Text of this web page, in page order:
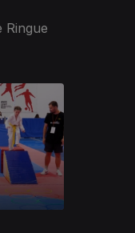
Ringue